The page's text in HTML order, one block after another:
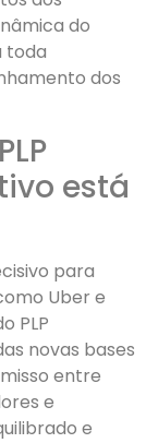
do
toda
dos
está
para
Uber e
PLP
novas bases
entre
e
e